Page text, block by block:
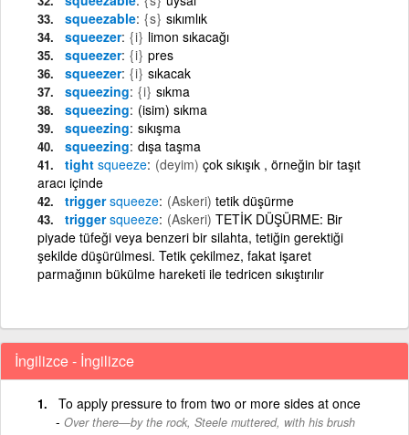
squeezable {s} sıkımlık
squeezer {i} limon sıkacağı
squeezer {i} pres
squeezer {i} sıkacak
squeezing {i} sıkma
squeezing (isim) sıkma
squeezing sıkışma
squeezing dışa taşma
tight squeeze (deyim) çok sıkışık , örneğin bir taşıt
aracı içinde
triggersqueeze (Askeri) tetik düşürme
triggersqueeze (Askeri) TETİK DÜŞÜRME: Bir
piyade tüfeği veya benzeri bir silahta, tetiğin gerektiği
şekilde düşürülmesi. Tetik çekilmez, fakat işaret
parmağının bükülme hareketi ile tedricen sıkıştırılır
İngilizce - İngilizce
To apply pressure to from two or more sides at once
Over there—by the rock, Steele muttered, with his brush